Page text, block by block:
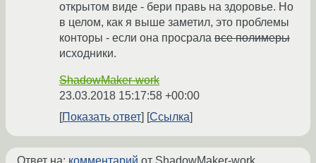
открытом виде - бери правь на здоровье. Но
в целом, как я выше заметил, это проблемы
конторы - если она просрала все полимеры
исходники.
ShadowMaker-work
23.03.2018 15:17:58 +00:00
Показать ответ
Ссылка